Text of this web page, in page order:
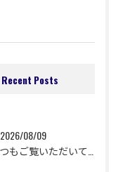
Recent Posts
2026/08/09